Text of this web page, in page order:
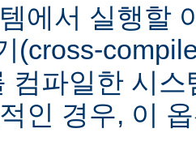
에서 실행할
(cross-
컴파일한 시
인 경우, 이